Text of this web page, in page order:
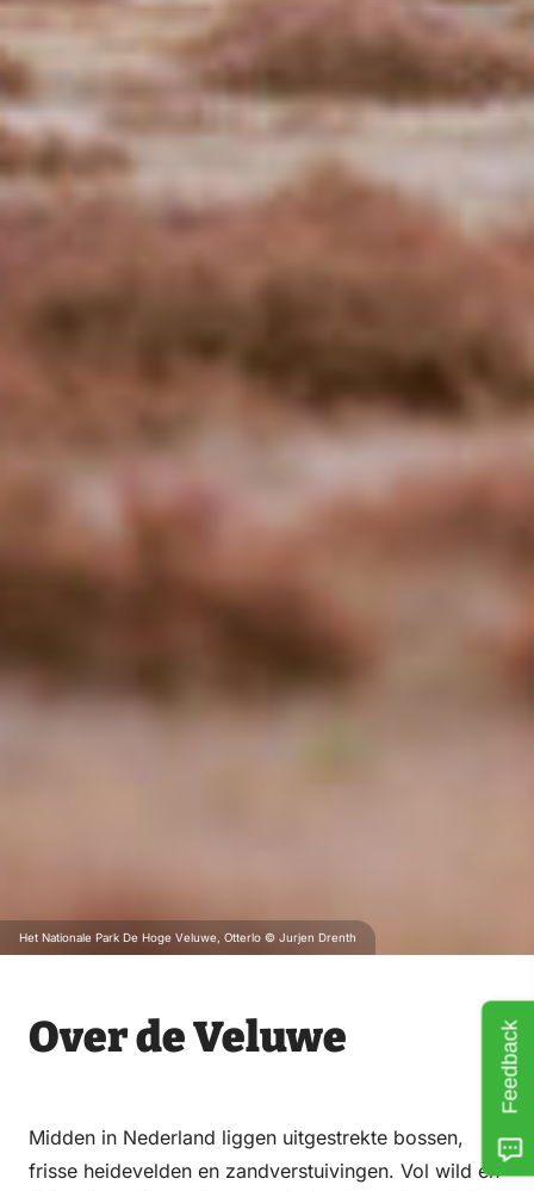
Het Nationale Park De Hoge Veluwe, Otterlo © Jurjen Drenth
Over de Veluwe
Midden in Nederland liggen uitgestrekte bossen,
frisse heidevelden en zandverstuivingen. Vol wild en
Feedback